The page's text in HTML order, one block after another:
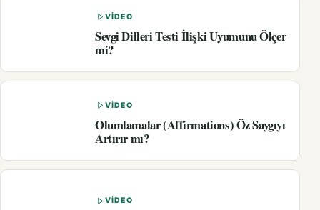
VIDEO
Sevgi Dilleri Testi İlişki Uyumunu Ölçer
mi?
VIDEO
Olumlamalar (Affirmations) Öz Saygıyı
Artırır mı?
VIDEO